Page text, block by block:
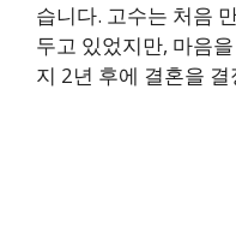
습니다. 고수는 처음
두고 있었지만, 마음
지 2년 후에 결혼을